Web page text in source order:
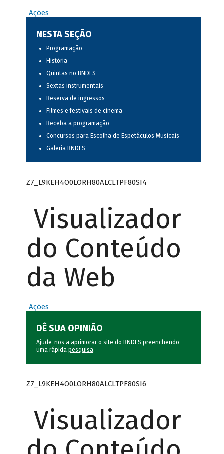
Ações
NESTA SEÇÃO
Programação
História
Quintas no BNDES
Sextas instrumentais
Reserva de ingressos
Filmes e festivais de cinema
Receba a programação
Concursos para Escolha de Espetáculos Musicais
Galeria BNDES
Z7_L9KEH4O0LORH80ALCLTPF80SI4
Visualizador
do Conteúdo
da Web
Ações
DÊ SUA OPINIÃO
Ajude-nos a aprimorar o site do BNDES preenchendo
uma rápida pesquisa.
Z7_L9KEH4O0LORH80ALCLTPF80SI6
Visualizador